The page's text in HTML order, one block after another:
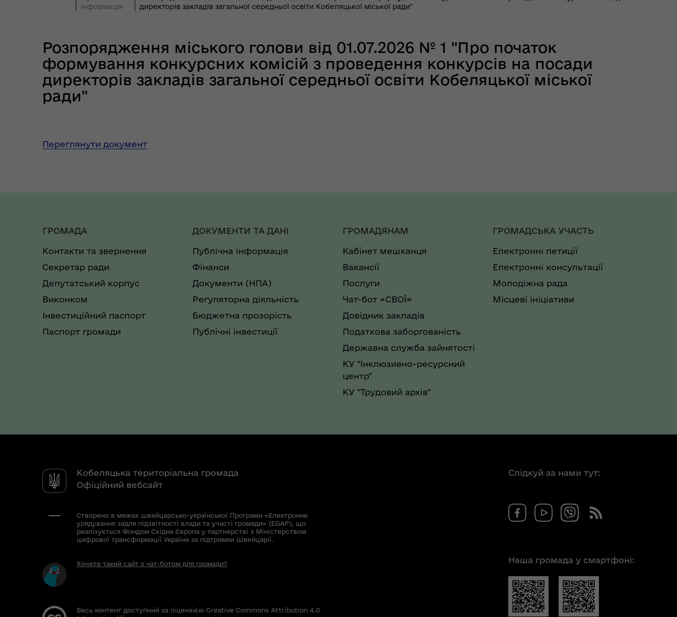
Пункти незламності та
інформація
директорів закладів загальної середньої освіти Кобеляцької міської ради"
Розпорядження міського голови від 01.07.2026 № 1 "Про початок
формування конкурсних комісій з проведення конкурсів на посади
директорів закладів загальної середньої освіти Кобеляцької міської
ради"
Переглянути документ
ГРОМАДА
Контакти та звернення
Секретар ради
Депутатський корпус
Виконком
Інвестиційний паспорт
Паспорт громади
ДОКУМЕНТИ ТА ДАНІ
Публічна інформація
Фінанси
Документи (НПА)
Регуляторна діяльність
Бюджетна прозорість
Публічні інвестиції
ГРОМАДЯНАМ
Кабінет мешканця
Вакансії
Послуги
Чат-бот «СВОЇ»
Довідник закладів
Податкова заборгованість
Державна служба зайнятості
КУ "Інклюзивно-ресурсний
центр"
КУ "Трудовий архів"
ГРОМАДСЬКА УЧАСТЬ
Електронні петиції
Електронні консультації
Молодіжна рада
Місцеві ініціативи
Кобеляцька територіальна громада
Офіційний вебсайт
Створено в межах швейцарсько-української Програми «Електронне
урядування задля підзвітності влади та участі громади» (EGAP), що
реалізується Фондом Східна Європа у партнерстві з Міністерством
цифрової трансформації України за підтримки Швейцарії.
Хочете такий сайт з чат-ботом для громади?
Весь контент доступний за ліцензією Creative Commons Attribution 4.0
Слідкуй за нами тут:
Наша громада у смартфоні: